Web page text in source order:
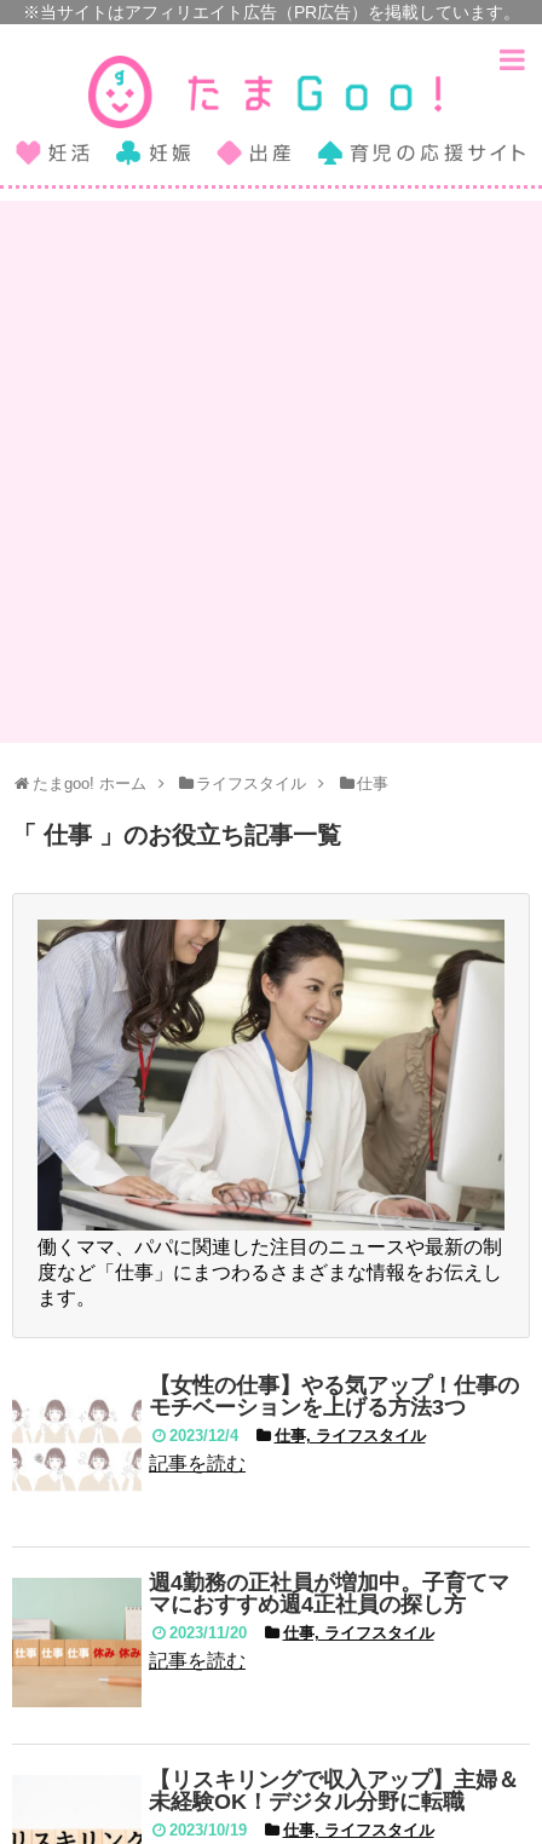
たまgoo! ホーム ライフスタイル 仕事
「 仕事 」のお役立ち記事一覧
働くママ、パパに関連した注目のニュースや最新の制
度など「仕事」にまつわるさまざまな情報をお伝えし
ます。
【女性の仕事】やる気アップ！仕事の
モチベーションを上げる方法3つ
2023/12/4 仕事, ライフスタイル
記事を読む
週4勤務の正社員が増加中。子育てマ
マにおすすめ週4正社員の探し方
2023/11/20 仕事, ライフスタイル
記事を読む
【リスキリングで収入アップ】主婦＆
未経験OK！デジタル分野に転職
2023/10/19 仕事, ライフスタイル